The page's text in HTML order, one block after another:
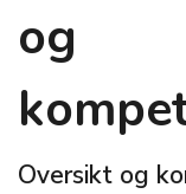
og
Oversikt og